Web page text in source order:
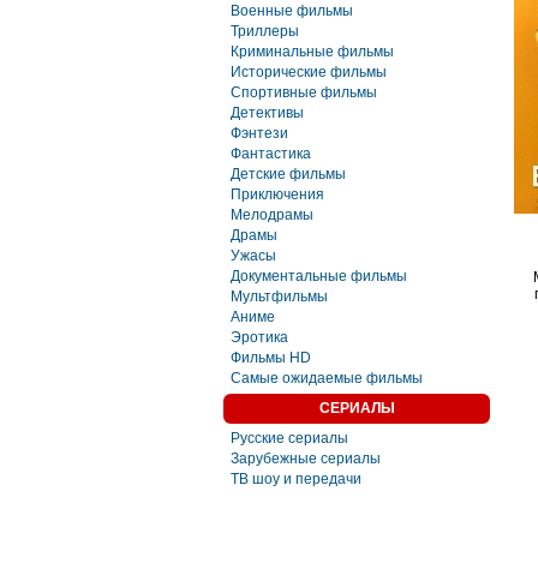
Военные фильмы
Триллеры
Криминальные фильмы
Исторические фильмы
Спортивные фильмы
Детективы
Фэнтези
Фaнтастика
Детские фильмы
Приключения
Мелодрамы
Драмы
Ужасы
Документальные фильмы
Мультфильмы
Аниме
Эротика
Фильмы HD
Самые ожидаемые фильмы
СЕРИАЛЫ
Русские сериалы
Зарубежные сериалы
ТВ шоу и передачи